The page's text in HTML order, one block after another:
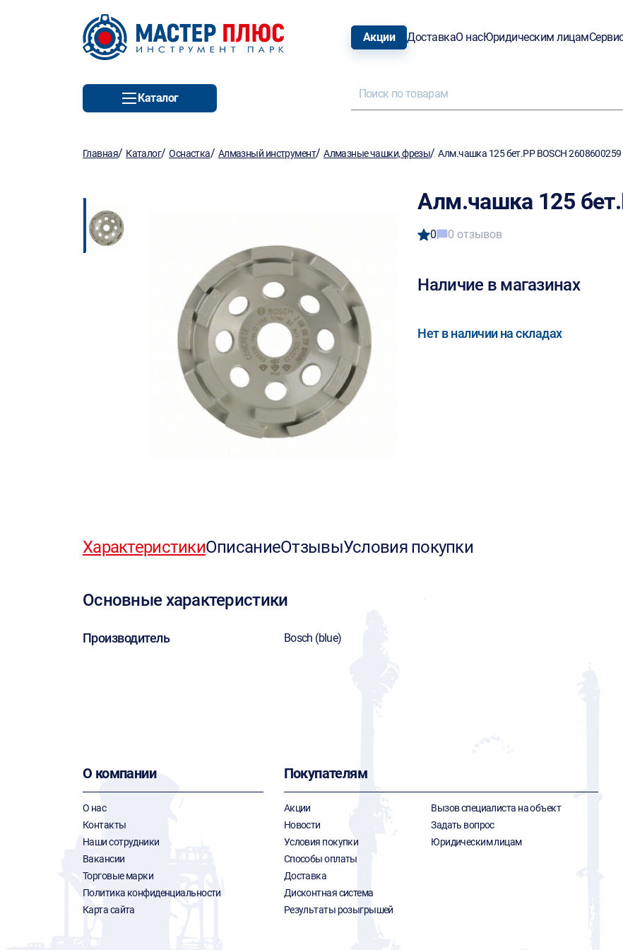
Акции ДоставкаО насЮридическим лицам
Каталог
Главная/ Каталог/Оснастка/ Алмазный инструмент/Алмазные чашки, фрезы/Алм.чашка 125 бет.PP BOSCH 2608600259
Алм.чашка 125
0 0 отзывов
Наличие в магазинах
Нет в наличии на складах
ХарактеристикиОписаниеОтзывыУсловия покупки
Основные характеристики
Производитель Bosch (blue)
О компании
О нас
Контакты
Наши сотрудники
Вакансии
Торговые марки
Политика конфиденциальности
Карта сайта
Покупателям
Акции
Новости
Условия покупки
Способы оплаты
Доставка
Дисконтная система
Результаты розыгрышей
Вызов специалиста на объект
Задать вопрос
Юридическим лицам